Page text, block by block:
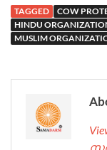
TAGGED COW
HINDU
MUSLIM